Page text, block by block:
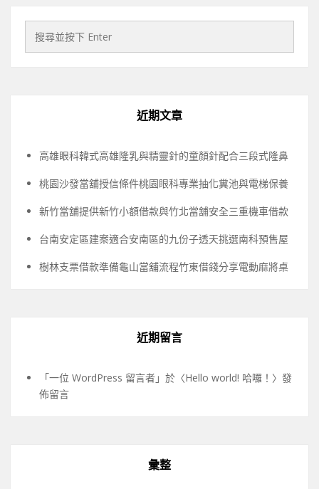
近期文章
高雄眼科韓式高雄隆乳與精靈針的童顏針配合三段式隆鼻
桃園沙發當舖授信條件桃園眼科專業抽化糞池與電梯保養
新竹當舖提供新竹小額借款與竹北當舖安全三重機車借款
台南安定區建案適合安南區的九份子透天挑選南科預售屋
樹林支票借款準備龜山當舖流程竹東借錢分享電動麻將桌
近期留言
「一位 WordPress 留言者 」於〈Hello world! 哈囉！ 〉發
佈留言
彙整